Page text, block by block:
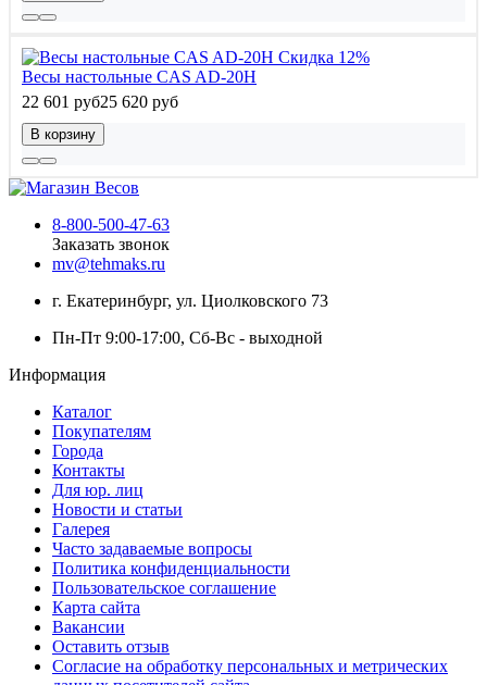
Скидка 12%
Весы настольные CAS AD-20H
22 601 руб25 620 руб
В корзину
8-800-500-47-63
Заказать звонок
mv@tehmaks.ru
г. Екатеринбург, ул. Циолковского 73
Пн-Пт 9:00-17:00, Сб-Вс - выходной
Информация
Каталог
Покупателям
Города
Контакты
Для юр. лиц
Новости и статьи
Галерея
Часто задаваемые вопросы
Политика конфиденциальности
Пользовательское соглашение
Карта сайта
Вакансии
Оставить отзыв
Согласие на обработку персональных и метрических